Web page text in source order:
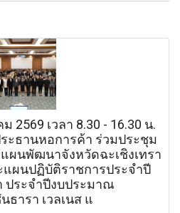
2569 เวลา 8.30 - 16.30 น.
ะธานหอการค้า ร่วมประชุม
ผนพัฒนาจังหวัดฉะเชิงเทรา
แผนปฏิบัติราชการประจำปี
ประจำปีงบประมาณ
ารา เวลเนส แ